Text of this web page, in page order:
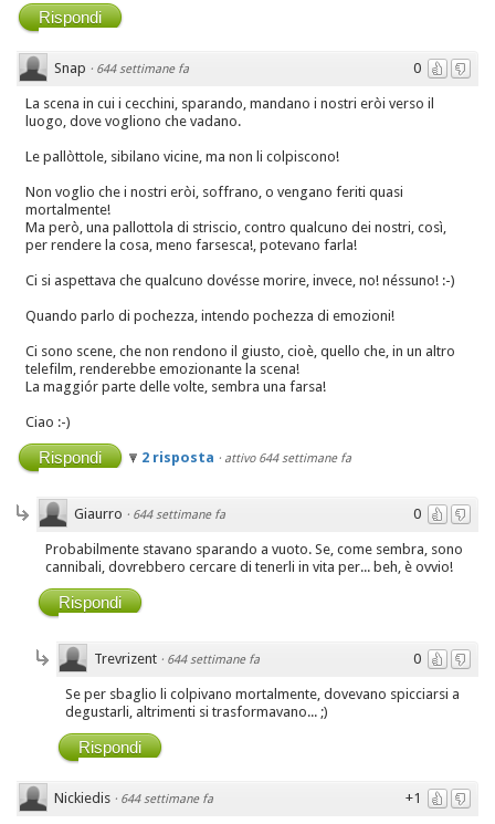
Rispondi
0
Snap · 644 settimane fa
La scena in cui i cecchini, sparando, mandano i nostri eròi verso il
luogo, dove vogliono che vadano.
Le pallòttole, sibilano vicine, ma non li colpiscono!
Non voglio che i nostri eròi, soffrano, o vengano feriti quasi
mortalmente!
Ma però, una pallottola di striscio, contro qualcuno dei nostri, così,
per rendere la cosa, meno farsesca!, potevano farla!
Ci si aspettava che qualcuno dovésse morire, invece, no! néssuno! :-)
Quando parlo di pochezza, intendo pochezza di emozioni!
Ci sono scene, che non rendono il giusto, cioè, quello che, in un altro
telefilm, renderebbe emozionante la scena!
La maggiór parte delle volte, sembra una farsa!
Ciao :-)
Rispondi 2 risposta · attivo 644 settimane fa
0
Giaurro · 644 settimane fa
Probabilmente stavano sparando a vuoto. Se, come sembra, sono
cannibali, dovrebbero cercare di tenerli in vita per... beh, è ovvio!
Rispondi
0
Trevrizent · 644 settimane fa
Se per sbaglio li colpivano mortalmente, dovevano spicciarsi a
degustarli, altrimenti si trasformavano... ;)
Rispondi
+1
Nickiedis · 644 settimane fa